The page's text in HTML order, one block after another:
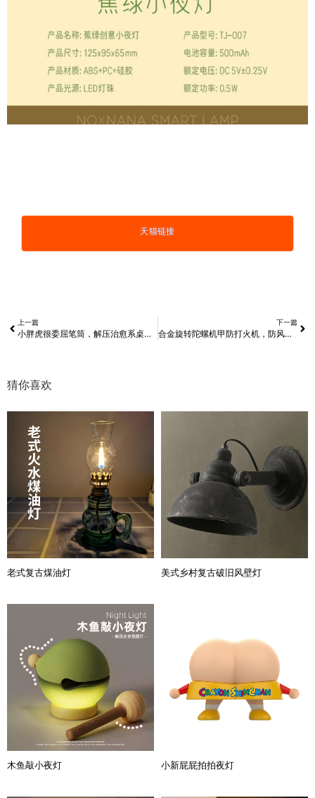
天猫链接
上一篇
小胖虎很委屈笔筒，解压治愈系桌面摆件
下一篇
合金旋转陀螺机甲防打火机，防风防水
猜你喜欢
老式复古煤油灯 美式乡村复古破旧风壁灯
木鱼敲小夜灯 小新屁屁拍拍夜灯